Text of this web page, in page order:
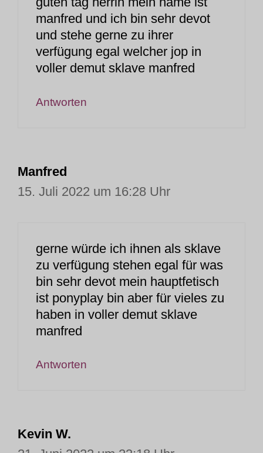
manfred und ich bin sehr devot
und stehe gerne zu ihrer
verfügung egal welcher jop in
voller demut sklave manfred
Antworten
Manfred
15. Juli 2022 um 16:28 Uhr
gerne würde ich ihnen als sklave
zu verfügung stehen egal für was
bin sehr devot mein hauptfetisch
ist ponyplay bin aber für vieles zu
haben in voller demut sklave
manfred
Antworten
Kevin W.